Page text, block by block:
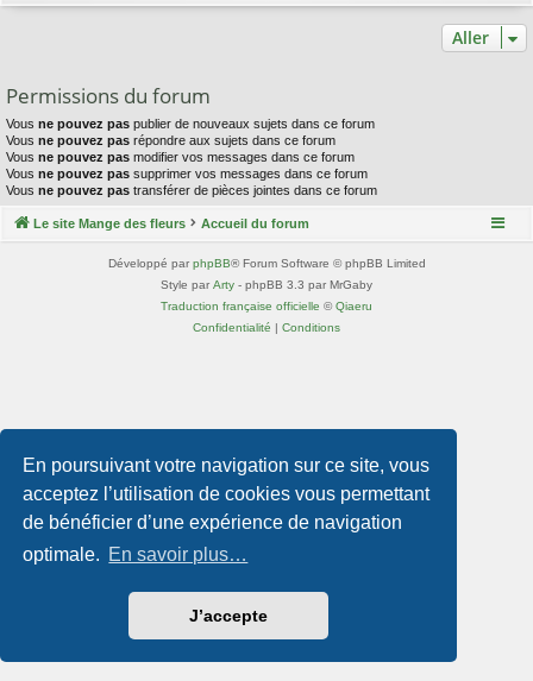
En poursuivant votre navigation sur ce site, vous
acceptez l’utilisation de cookies vous permettant
de bénéficier d’une expérience de navigation
optimale. En savoir plus…
J’accepte
h
e
Aller
Permissions du forum
Vous ne pouvez pas publier de nouveaux sujets dans ce forum
Vous ne pouvez pas répondre aux sujets dans ce forum
Vous ne pouvez pas modifier vos messages dans ce forum
Vous ne pouvez pas supprimer vos messages dans ce forum
Vous ne pouvez pas transférer de pièces jointes dans ce forum
Le site Mange des fleurs Accueil du forum
Développé par phpBB® Forum Software © phpBB Limited
Style par Arty - phpBB 3.3 par MrGaby
Traduction française officielle ©Qiaeru
Confidentialité | Conditions